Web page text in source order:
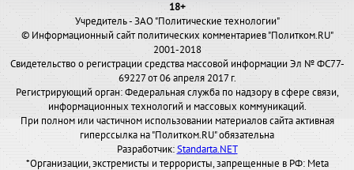
18+
Учредитель - ЗАО "Политические технологии"
© Информационный сайт политических комментариев "Политком.RU"
2001-2018
Свидетельство о регистрации средства массовой информации Эл № ФС77-
69227 от 06 апреля 2017 г.
Регистрирующий орган: Федеральная служба по надзору в сфере связи,
информационных технологий и массовых коммуникаций.
При полном или частичном использовании материалов сайта активная
гиперссылка на "Политком.RU" обязательна
Разработчик:Standarta.NET
*Организации, экстремисты и террористы, запрещенные в РФ: Meta